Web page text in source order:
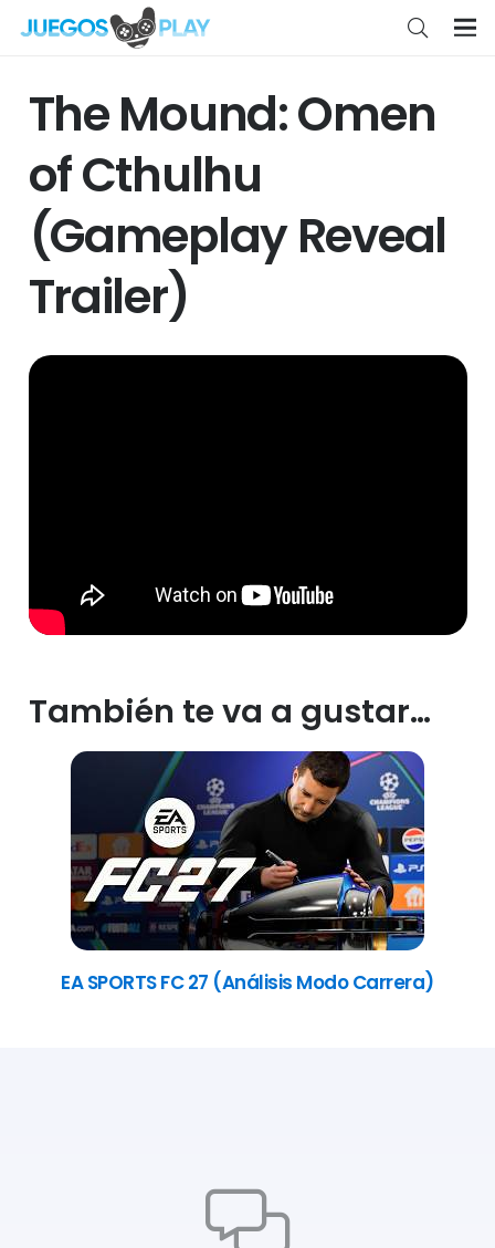
The Mound: Omen
of Cthulhu
(Gameplay Reveal
Trailer)
También te va a gustar…
EA SPORTS FC 27 (Análisis Modo Carrera)